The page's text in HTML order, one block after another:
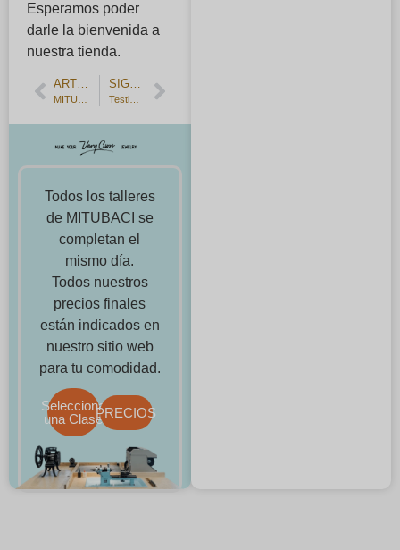
Esperamos poder
darle la bienvenida a
nuestra tienda.
ARTÍCULO ANTERIOR SIGUIENTE ARTÍCULO
Todos los talleres
de MITUBACI se
completan el
mismo día.
Todos nuestros
precios finales
están indicados en
nuestro sitio web
para tu comodidad.
Selecciona
una ClasePRECIOS